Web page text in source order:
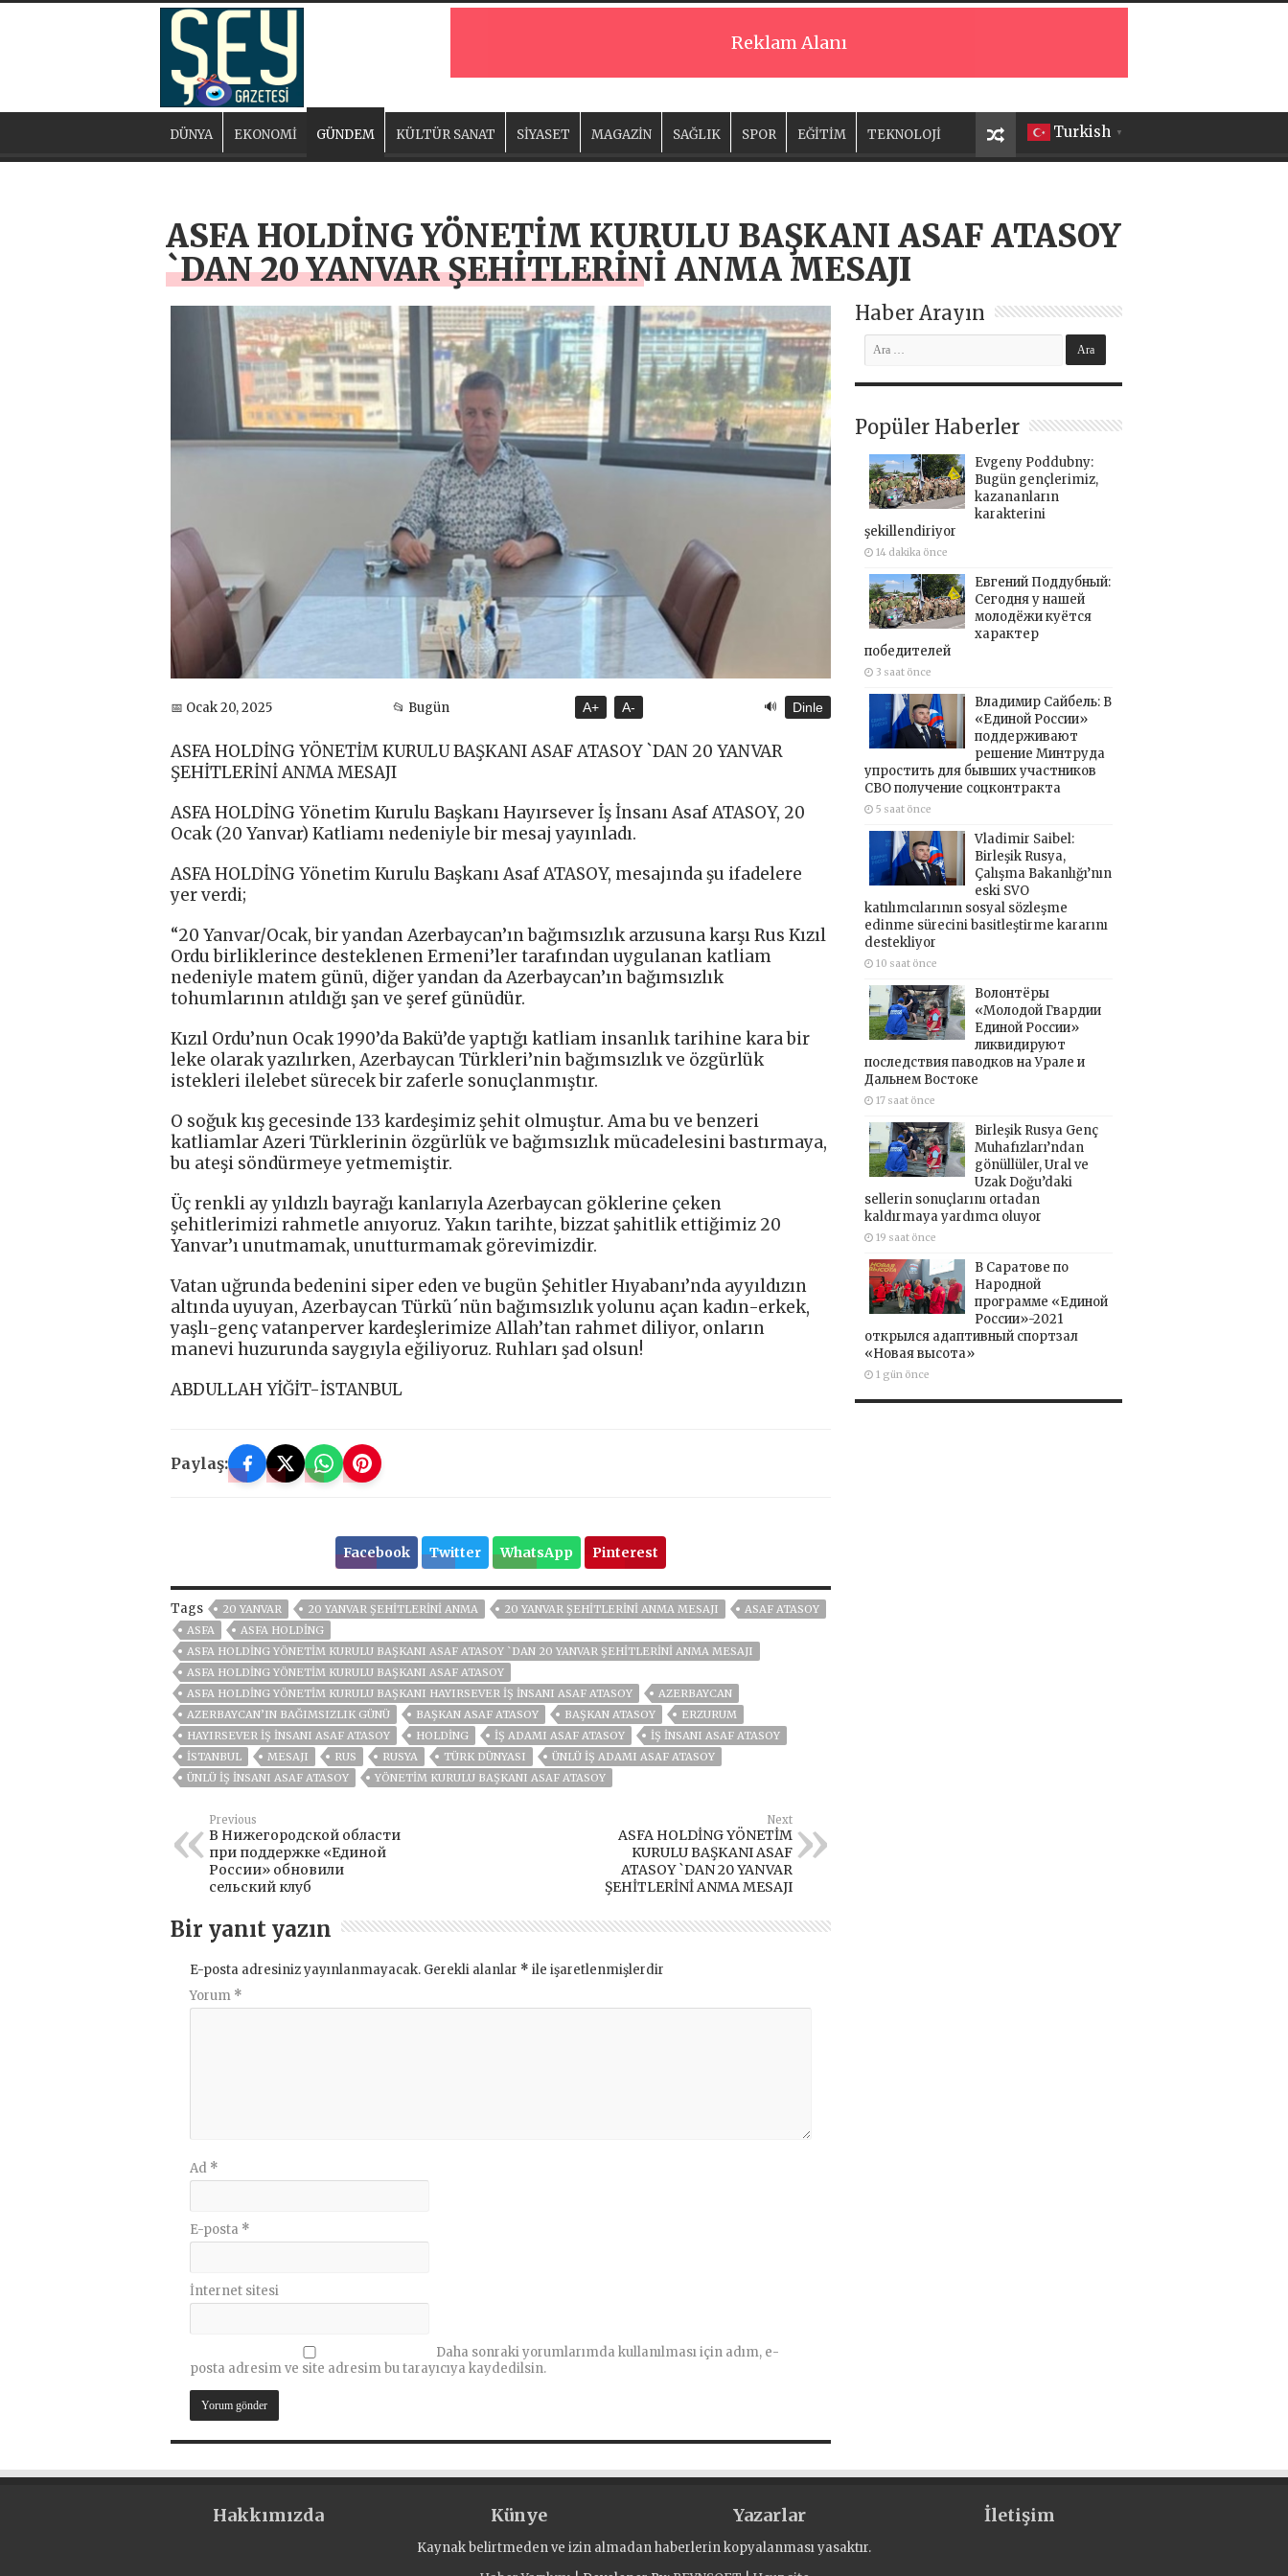
Reklam Alanı
Turkish ▼
DÜNYA EKONOMİ GÜNDEM KÜLTÜR SANAT SİYASET MAGAZİN SAĞLIK SPOR EĞİTİM TEKNOLOJİ
ASFA HOLDİNG YÖNETİM KURULU BAŞKANI ASAF ATASOY
`DAN 20 YANVAR ŞEHİTLERİNİ ANMA MESAJI
📅 Ocak 20, 2025 📂 Bugün A+ A- 🔊 Dinle
ASFA HOLDİNG YÖNETİM KURULU BAŞKANI ASAF ATASOY `DAN 20 YANVAR
ŞEHİTLERİNİ ANMA MESAJI
ASFA HOLDİNG Yönetim Kurulu Başkanı Hayırsever İş İnsanı Asaf ATASOY, 20
Ocak (20 Yanvar) Katliamı nedeniyle bir mesaj yayınladı.
ASFA HOLDİNG Yönetim Kurulu Başkanı Asaf ATASOY, mesajında şu ifadelere
yer verdi;
“20 Yanvar/Ocak, bir yandan Azerbaycan’ın bağımsızlık arzusuna karşı Rus Kızıl
Ordu birliklerince desteklenen Ermeni’ler tarafından uygulanan katliam
nedeniyle matem günü, diğer yandan da Azerbaycan’ın bağımsızlık
tohumlarının atıldığı şan ve şeref günüdür.
Kızıl Ordu’nun Ocak 1990’da Bakü’de yaptığı katliam insanlık tarihine kara bir
leke olarak yazılırken, Azerbaycan Türkleri’nin bağımsızlık ve özgürlük
istekleri ilelebet sürecek bir zaferle sonuçlanmıştır.
O soğuk kış gecesinde 133 kardeşimiz şehit olmuştur. Ama bu ve benzeri
katliamlar Azeri Türklerinin özgürlük ve bağımsızlık mücadelesini bastırmaya,
bu ateşi söndürmeye yetmemiştir.
Üç renkli ay yıldızlı bayrağı kanlarıyla Azerbaycan göklerine çeken
şehitlerimizi rahmetle anıyoruz. Yakın tarihte, bizzat şahitlik ettiğimiz 20
Yanvar’ı unutmamak, unutturmamak görevimizdir.
Vatan uğrunda bedenini siper eden ve bugün Şehitler Hıyabanı’nda ayyıldızın
altında uyuyan, Azerbaycan Türkü´nün bağımsızlık yolunu açan kadın-erkek,
yaşlı-genç vatanperver kardeşlerimize Allah’tan rahmet diliyor, onların
manevi huzurunda saygıyla eğiliyoruz. Ruhları şad olsun!
ABDULLAH YİĞİT-İSTANBUL
Paylaş:
Facebook Twitter WhatsApp Pinterest
Tags 20 YANVAR 20 YANVAR ŞEHİTLERİNİ ANMA 20 YANVAR ŞEHİTLERİNİ ANMA MESAJI
ASAF ATASOY
ASFA
ASFA HOLDİNG
ASFA HOLDİNG YÖNETİM KURULU BAŞKANI ASAF ATASOY `DAN 20 YANVAR ŞEHİTLERİNİ ANMA MESAJI
ASFA HOLDİNG YÖNETIM KURULU BAŞKANI ASAF ATASOY
ASFA HOLDİNG YÖNETIM KURULU BAŞKANI HAYIRSEVER İŞ İNSANI ASAF ATASOY
AZERBAYCAN
AZERBAYCAN’IN BAĞIMSIZLIK GÜNÜ
BAŞKAN ASAF ATASOY BAŞKAN ATASOY
ERZURUM
HAYIRSEVER İŞ İNSANI ASAF ATASOY
HOLDING IŞ ADAMI ASAF ATASOY
İŞ INSANI ASAF ATASOY
ISTANBUL
MESAJI RUS RUSYA TÜRK DÜNYASI
ÜNLÜ IŞ ADAMI ASAF ATASOY
ÜNLÜ IŞ INSANI ASAF ATASOY
YÖNETİM KURULU BAŞKANI ASAF ATASOY
Previous
В Нижегородской области
при поддержке «Единой
России» обновили
сельский клуб
Next
ASFA HOLDİNG YÖNETİM
KURULU BAŞKANI ASAF
ATASOY `DAN 20 YANVAR
ŞEHİTLERİNİ ANMA MESAJI
Bir yanıt yazın
E-posta adresiniz yayınlanmayacak. Gerekli alanlar * ile işaretlenmişlerdir
Yorum *
Ad *
E-posta *
İnternet sitesi
Daha sonraki yorumlarımda kullanılması için adım, e-
posta adresim ve site adresim bu tarayıcıya kaydedilsin.
Haber Arayın
Popüler Haberler
Evgeny Poddubny:
Bugün gençlerimiz,
kazananların
karakterini
şekillendiriyor
14 dakika önce
Евгений Поддубный:
Сегодня у нашей
молодёжи куётся
характер
победителей
3 saat önce
Владимир Сайбель: В
«Единой России»
поддерживают
решение Минтруда
упростить для бывших участников
СВО получение соцконтракта
5 saat önce
Vladimir Saibel:
Birleşik Rusya,
Çalışma Bakanlığı’nın
eski SVO
katılımcılarının sosyal sözleşme
edinme sürecini basitleştirme kararını
destekliyor
10 saat önce
Волонтёры
«Молодой Гвардии
Единой России»
ликвидируют
последствия паводков на Урале и
Дальнем Востоке
17 saat önce
Birleşik Rusya Genç
Muhafızları’ndan
gönüllüler, Ural ve
Uzak Doğu’daki
sellerin sonuçlarını ortadan
kaldırmaya yardımcı oluyor
19 saat önce
В Саратове по
Народной
программе «Единой
России»-2021
открылся адаптивный спортзал
«Новая высота»
1 gün önce
Hakkımızda Künye Yazarlar İletişim
Kaynak belirtmeden ve izin almadan haberlerin kopyalanması yasaktır.